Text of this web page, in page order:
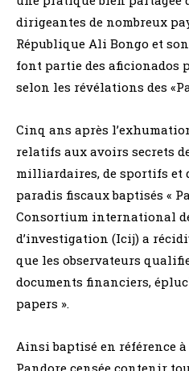
dirigeantes de nombreux
République Ali Bongo et
font partie des aficionados
selon les révélations des
Cinq ans après
relatifs aux avoirs secrets
milliardaires, de sportifs et
paradis fiscaux baptisés «
Consortium international
d’investigation (Icij) a
que les observateurs
documents financiers,
papers ».
Ainsi baptisé en référence
Pandore censée contenir